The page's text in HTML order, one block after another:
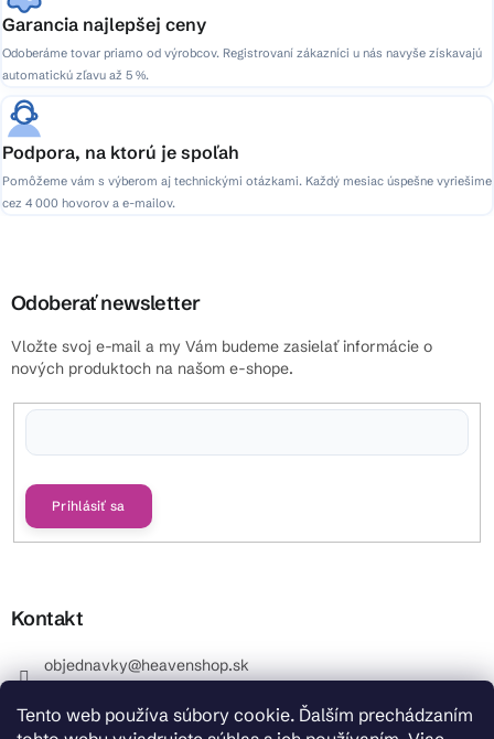
Tento web používa súbory cookie. Ďalším prechádzaním
Garancia najlepšej ceny
Odoberáme tovar priamo od výrobcov. Registrovaní zákazníci u nás navyše získavajú
automatickú zľavu až 5 %.
Podpora, na ktorú je spoľah
Pomôžeme vám s výberom aj technickými otázkami. Každý mesiac úspešne vyriešime
cez 4 000 hovorov a e-mailov.
Odoberať newsletter
Vložte svoj e-mail a my Vám budeme zasielať informácie o
nových produktoch na našom e-shope.
Prihlásiť sa
Kontakt
objednavky@heavenshop.sk
_Info objednávky : +421 914 399 399 Pracovné dni od